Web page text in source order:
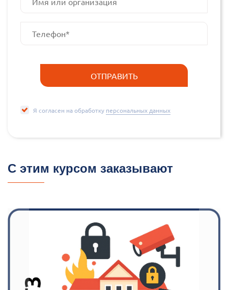
Я согласен на обработку персональных данных
С этим курсом заказывают